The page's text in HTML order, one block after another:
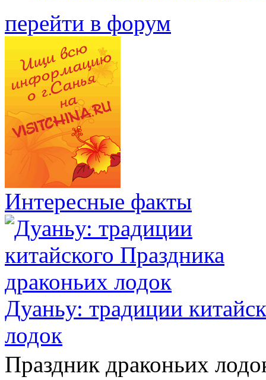
перейти в форум
Интересные факты
Дуаньу: традиции
лодок
Праздник драконьих